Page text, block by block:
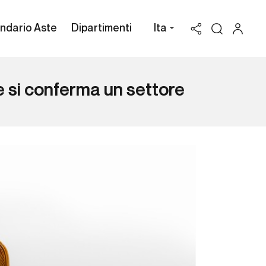
Aste Dipartimenti Ita
si conferma un settore